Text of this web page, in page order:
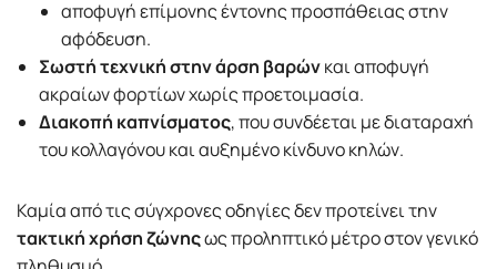
αποφυγή επίμονης έντονης προσπάθειας στην
αφόδευση.
Σωστή τεχνική στην άρση βαρώνκαι αποφυγή
ακραίων φορτίων χωρίς προετοιμασία.
Διακοπή καπνίσματος, που συνδέεται με διαταραχή
του κολλαγόνου και αυξημένο κίνδυνο κηλών.
Καμία από τις σύγχρονες οδηγίες δεν προτείνει την
τακτική χρήση ζώνηςως προληπτικό μέτρο στον γενικό